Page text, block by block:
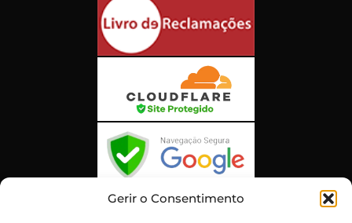
Gerir o Consentimento